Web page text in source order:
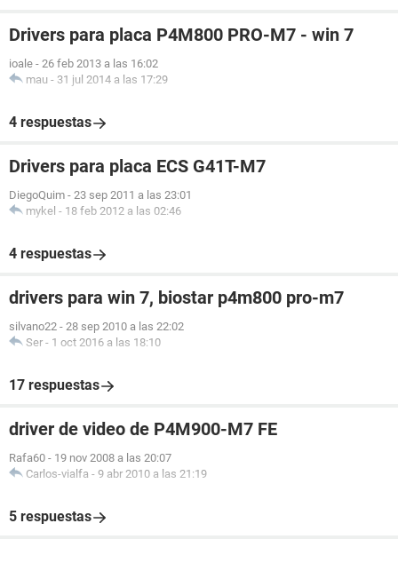
Drivers para placa P4M800 PRO-M7 - win 7
ioale - 26 feb 2013 a las 16:02
mau - 31 jul 2014 a las 17:29
4 respuestas
Drivers para placa ECS G41T-M7
DiegoQuim - 23 sep 2011 a las 23:01
mykel - 18 feb 2012 a las 02:46
4 respuestas
drivers para win 7, biostar p4m800 pro-m7
silvano22 - 28 sep 2010 a las 22:02
Ser - 1 oct 2016 a las 18:10
17 respuestas
driver de video de P4M900-M7 FE
Rafa60 - 19 nov 2008 a las 20:07
Carlos-vialfa - 9 abr 2010 a las 21:19
5 respuestas